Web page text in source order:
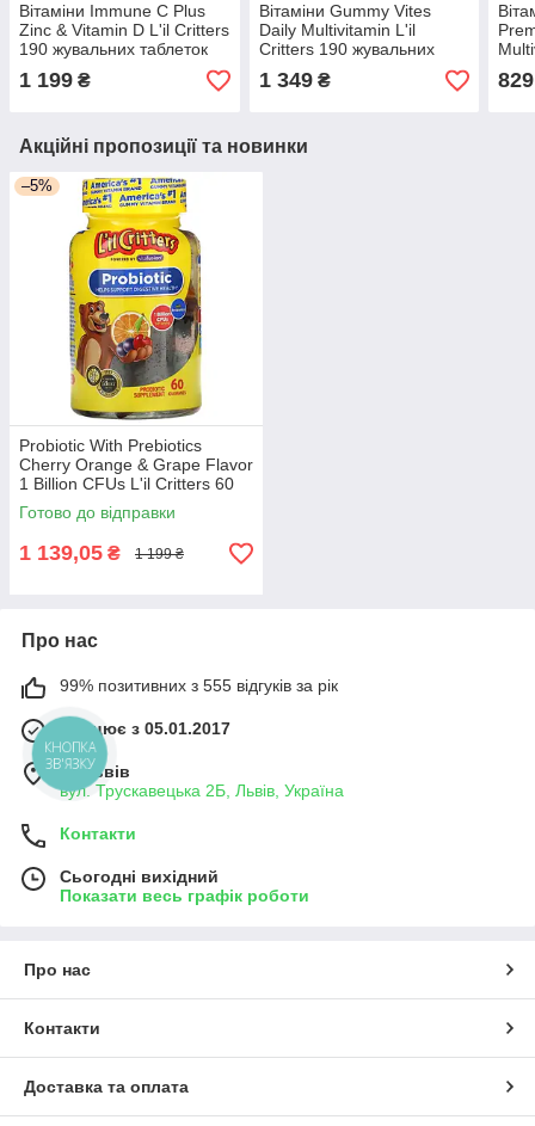
Вітаміни Immune C Plus
Zinc & Vitamin D L'il Critters
190 жувальних таблеток
1 199 ₴
Вітаміни Gummy Vites
Daily Multivitamin L'il
Critters 190 жувальних
таблеток
1 349₴
&
75
829
Акційні пропозиції та новинки
–5%
Probiotic With Prebiotics
Cherry Orange & Grape Flavor
1 Billion CFUs L'il Critters 60
жувальних таблеток
Готово до відправки
1 139,05 ₴ 1 199 ₴
Про нас
99% позитивних з 555 відгуків за рік
Працює з 05.01.2017
м. Львів
вул. Трускавецька 2Б, Львів, Україна
Контакти
Сьогодні вихідний
Показати весь графік роботи
Про нас
Контакти
Доставка та оплата
КНОПКА
ЗВ'ЯЗКУ